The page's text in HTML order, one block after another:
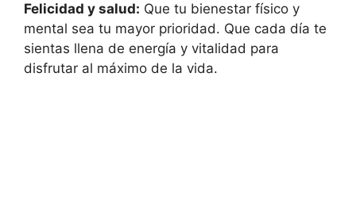
Felicidad y salud: Que tu bienestar físico y
mental sea tu mayor prioridad. Que cada día te
sientas llena de energía y vitalidad para
disfrutar al máximo de la vida.